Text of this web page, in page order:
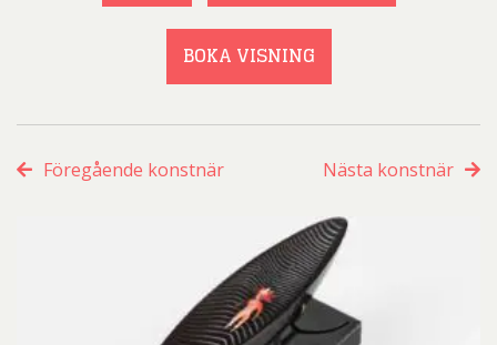
BOKA VISNING
Föregående konstnär Nästa konstnär